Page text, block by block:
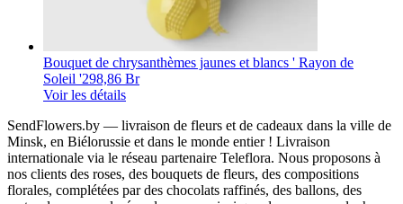
Bouquet de chrysanthèmes jaunes et blancs ' Rayon de
Soleil '298,86 Br
Voir les détails
SendFlowers.by — livraison de fleurs et de cadeaux dans la ville de
Minsk, en Biélorussie et dans le monde entier ! Livraison
internationale via le réseau partenaire Teleflora. Nous proposons à
nos clients des roses, des bouquets de fleurs, des compositions
florales, complétées par des chocolats raffinés, des ballons, des